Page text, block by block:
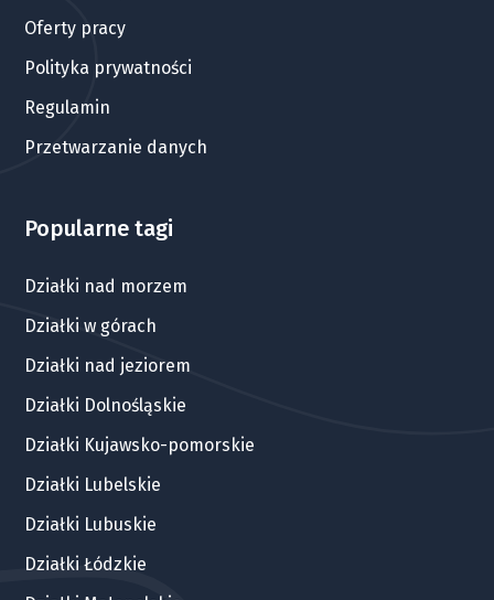
Oferty pracy
Polityka prywatności
Regulamin
Przetwarzanie danych
Popularne tagi
Działki nad morzem
Działki w górach
Działki nad jeziorem
Działki Dolnośląskie
Działki Kujawsko-pomorskie
Działki Lubelskie
Działki Lubuskie
Działki Łódzkie